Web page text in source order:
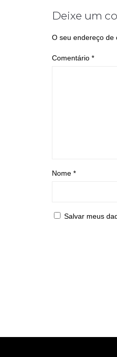
Deixe um
O seu endereço de
Comentário *
Nome *
Salvar meus